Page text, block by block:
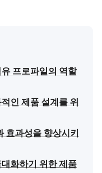
프로파일의 역할
인 제품 설계를 위
효과성을 향상시키
화하기 위한 제품